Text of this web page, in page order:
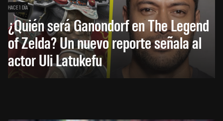
HACE 1 DÍA
¿Quién será Ganondorf en The Legend
of Zelda? Un nuevo reporte señala al
actor Uli Latukefu